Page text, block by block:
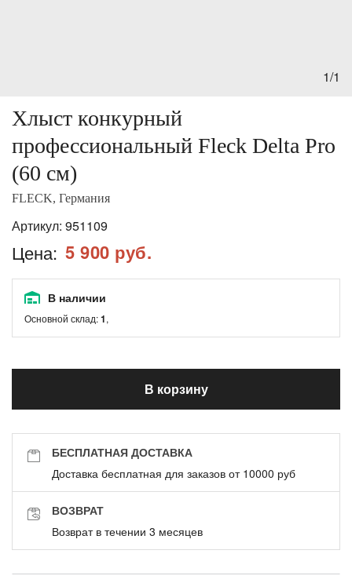
1/1
Хлыст конкурный
профессиональный Fleck Delta Pro
(60 см)
FLECK, Германия
Артикул: 951109
Цена: 5 900 руб.
В наличии
Основной склад:1,
В корзину
БЕСПЛАТНАЯ ДОСТАВКА
Доставка бесплатная для заказов от 10000 руб
ВОЗВРАТ
Возврат в течении 3 месяцев